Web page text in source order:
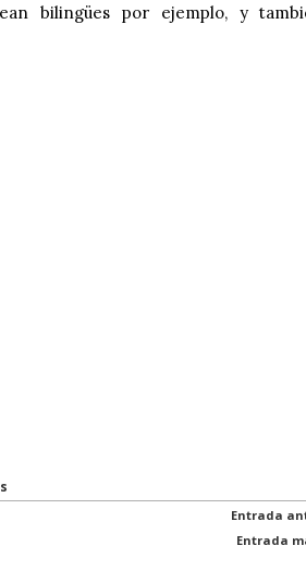
bilingües por ejemplo, y
Entrada
Entrada